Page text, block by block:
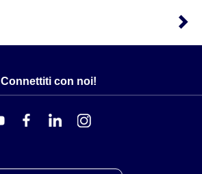
Connettiti con noi!